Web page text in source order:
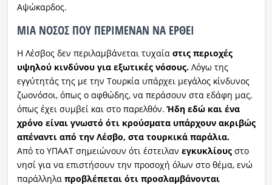
Αψώκαρδος.
ΜΙΑ ΝΟΣΟΣ ΠΟΥ ΠΕΡΙΜΕΝΑΝ ΝΑ ΕΡΘΕΙ
Η Λέσβος δεν περιλαμβάνεται τυχαία στις περιοχές
υψηλού κινδύνου για εξωτικές νόσους.Λόγω της
εγγύτητάς της με την Τουρκία υπάρχει μεγάλος κίνδυνος
ζωονόσοι, όπως ο αφθώδης, να περάσουν στα εδάφη μας,
όπως έχει συμβεί και στο παρελθόν.Ήδη εδώ και ένα
χρόνο είναι γνωστό ότι κρούσματα υπάρχουν ακριβώς
απέναντι από την Λέσβο, στα τουρκικά παράλια.
Από το ΥΠΑΑΤ σημειώνουν ότι έστειλαν εγκυκλίουςστο
νησί για να επιστήσουν την προσοχή όλων στο θέμα, ενώ
παράλληλα προβλέπεται ότι προσλαμβάνονται